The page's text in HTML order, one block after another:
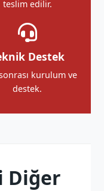
teslim edilir.
Destek
kurulum ve
destek.
Diğer